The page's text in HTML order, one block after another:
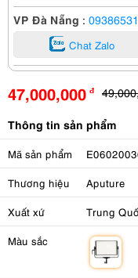
VP Đà Nẵng :
Chat Zalo
47,000,000 đ
Thông tin sản phẩm
Mã sản phẩm
Thương hiệu Aputure
Xuất xứ Trung
Màu sắc